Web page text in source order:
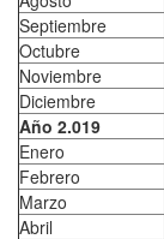
Septiembre
Octubre
Noviembre
Diciembre
Año 2.019
Enero
Febrero
Marzo
Abril